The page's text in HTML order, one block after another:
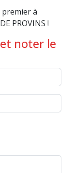
premier à
PROVINS !
noter le